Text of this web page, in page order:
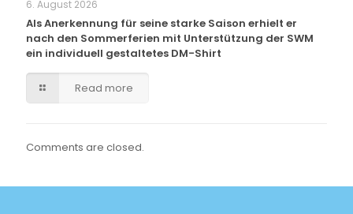
6. August 2026
Als Anerkennung für seine starke Saison erhielt er
nach den Sommerferien mit Unterstützung der SWM
ein individuell gestaltetes DM-Shirt
Read more
Comments are closed.